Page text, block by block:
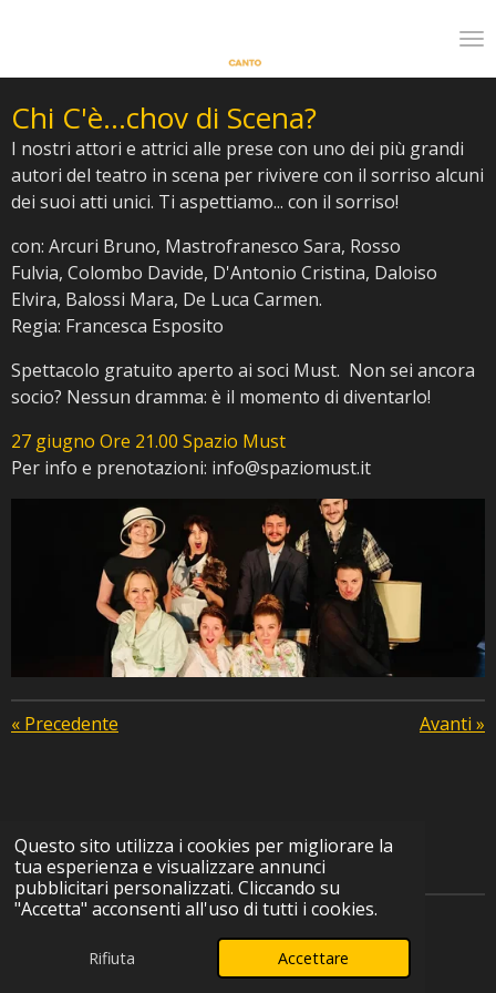
Questo sito utilizza i cookies per migliorare la
tua esperienza e visualizzare annunci
pubblicitari personalizzati. Cliccando su
"Accetta" acconsenti all'uso di tutti i cookies.
Rifiuta Accettare
contenuto
Chi C'è...chov di Scena?
I nostri attori e attrici alle prese con uno dei più grandi
autori del teatro in scena per rivivere con il sorriso alcuni
dei suoi atti unici. Ti aspettiamo... con il sorriso!
con: Arcuri Bruno, Mastrofranesco Sara, Rosso
Fulvia, Colombo Davide, D'Antonio Cristina, Daloiso
Elvira, Balossi Mara, De Luca Carmen.
Regia: Francesca Esposito
Spettacolo gratuito aperto ai soci Must. Non sei ancora
socio? Nessun dramma: è il momento di diventarlo!
27 giugno Ore 21.00 Spazio Must
Per info e prenotazioni: info@spaziomust.it
« Precedente Avanti »
Webador